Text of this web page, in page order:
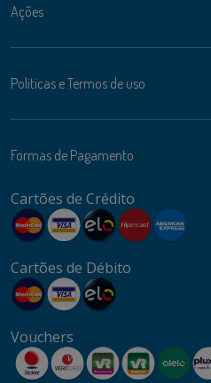
Ações
Politicas e Termos de uso
Formas de Pagamento
Cartões de Crédito
Cartões de Débito
Vouchers